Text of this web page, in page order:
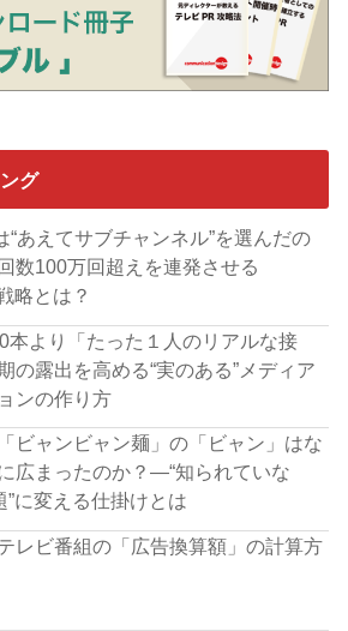
グ
“あえてサブチャンネル”を選んだの
数100万回超えを連発させる
略とは？
本より「たった１人のリアルな接
の露出を高める“実のある”メディア
ンの作り方
ビャンビャン麺」の「ビャン」はな
広まったのか？―“知られていな
”に変える仕掛けとは
テレビ番組の「広告換算額」の計算方